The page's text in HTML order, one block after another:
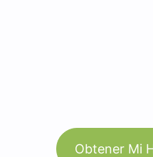
Obtener Mi